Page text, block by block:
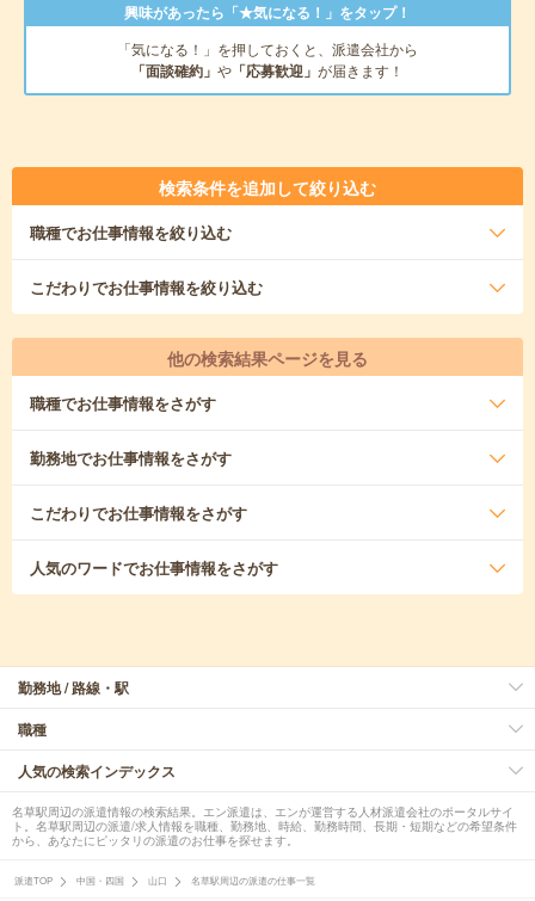
興味があったら「★気になる！」をタップ！
「気になる！」を押しておくと、派遣会社から
「面談確約」 や 「応募歓迎」 が届きます！
検索条件を追加して絞り込む
職種でお仕事情報を絞り込む
こだわりでお仕事情報を絞り込む
他の検索結果ページを見る
職種でお仕事情報をさがす
勤務地でお仕事情報をさがす
こだわりでお仕事情報をさがす
人気のワードでお仕事情報をさがす
勤務地 / 路線・駅
職種
人気の検索インデックス
名草駅周辺の派遣情報の検索結果。エン派遣は、エンが運営する人材派遣会社のポータルサイ
ト。名草駅周辺の派遣/求人情報を職種、勤務地、時給、勤務時間、長期・短期などの希望条件
から、あなたにピッタリの派遣のお仕事を探せます。
派遣TOP 中国・四国 山口 名草駅周辺の派遣の仕事一覧